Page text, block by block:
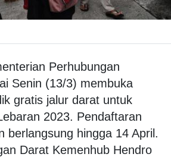
Perhubungan
Senin (13/3) membuka
gratis jalur darat untuk
2023. Pendaftaran
berlangsung hingga 14 April.
Darat Kemenhub Hendro